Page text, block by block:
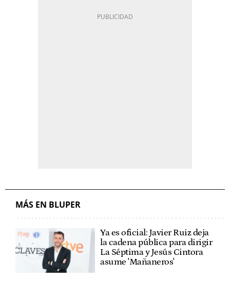
MÁS EN BLUPER
Ya es oficial: Javier Ruiz deja
la cadena pública para dirigir
La Séptima y Jesús Cintora
asume 'Mañaneros'